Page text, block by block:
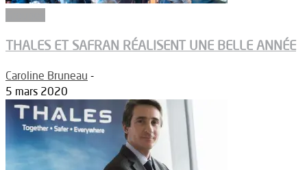
THALES ET SAFRAN RÉALISENT UNE BELLE ANNÉE
Caroline Bruneau -
5 mars 2020